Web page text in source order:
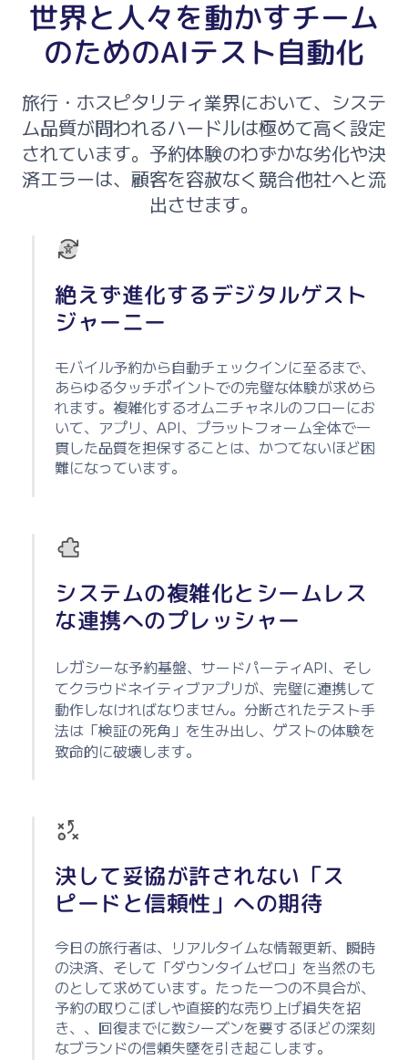
世界と人々を動かすチーム
のためのAIテスト自動化
旅行・ホスピタリティ業界において、システ
ム品質が問われるハードルは極めて高く設定
されています。予約体験のわずかな劣化や決
済エラーは、顧客を容赦なく競合他社へと流
出させます。
絶えず進化するデジタルゲスト
ジャーニー
モバイル予約から自動チェックインに至るまで、
あらゆるタッチポイントでの完璧な体験が求めら
れます。複雑化するオムニチャネルのフローにお
いて、アプリ、API、プラットフォーム全体で一
貫した品質を担保することは、かつてないほど困
難になっています。
システムの複雑化とシームレス
な連携へのプレッシャー
レガシーな予約基盤、サードパーティAPI、そし
てクラウドネイティブアプリが、完璧に連携して
動作しなければなりません。分断されたテスト手
法は「検証の死角」を生み出し、ゲストの体験を
致命的に破壊します。
決して妥協が許されない「ス
ピードと信頼性」への期待
今日の旅行者は、リアルタイムな情報更新、瞬時
の決済、そして「ダウンタイムゼロ」を当然のも
のとして求めています。たった一つの不具合が、
予約の取りこぼしや直接的な売り上げ損失を招
き、、回復までに数シーズンを要するほどの深刻
なブランドの信頼失墜を引き起こします。